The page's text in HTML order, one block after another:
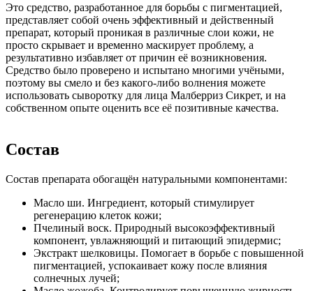
Это средство, разработанное для борьбы с пигментацией,
представляет собой очень эффективный и действенный
препарат, который проникая в различные слои кожи, не
просто скрывает и временно маскирует проблему, а
результативно избавляет от причин её возникновения.
Средство было проверено и испытано многими учёными,
поэтому вы смело и без какого-либо волнения можете
использовать сыворотку для лица Малберриз Сикрет, и на
собственном опыте оценить все её позитивные качества.
Состав
Состав препарата обогащён натуральными компонентами:
Масло ши. Ингредиент, который стимулирует
регенерацию клеток кожи;
Пчелиный воск. Природный высокоэффективный
компонент, увлажняющий и питающий эпидермис;
Экстракт шелковицы. Помогает в борьбе с повышенной
пигментацией, успокаивает кожу после влияния
солнечных лучей;